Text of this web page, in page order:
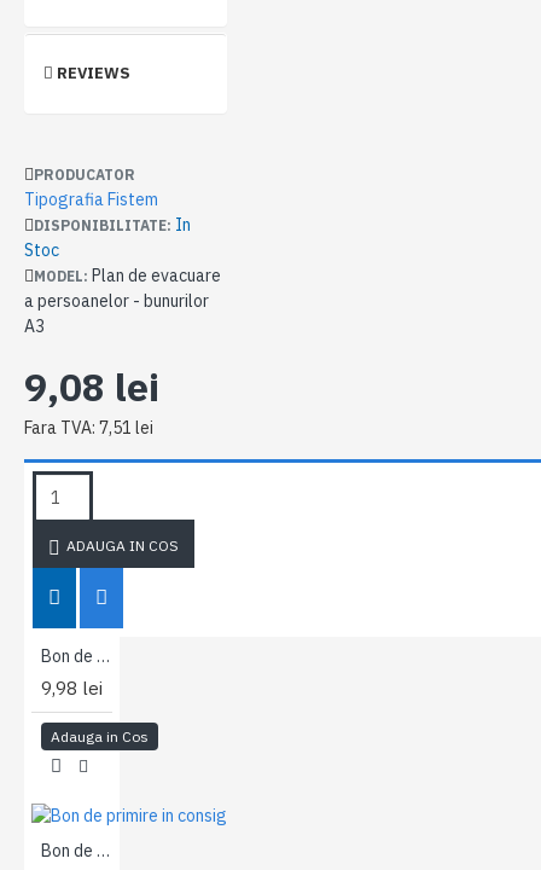
REVIEWS
PRODUCATOR
Tipografia Fistem
DISPONIBILITATE: In
Stoc
MODEL: Plan de evacuare
a persoanelor - bunurilor
A3
9,08 lei
Fara TVA: 7,51 lei
ADAUGA IN COS
ETICHETE:
A3
Bon de consum A5 - hartie
9,98 lei
Adauga in Cos
Bon de primire in consignatie A5